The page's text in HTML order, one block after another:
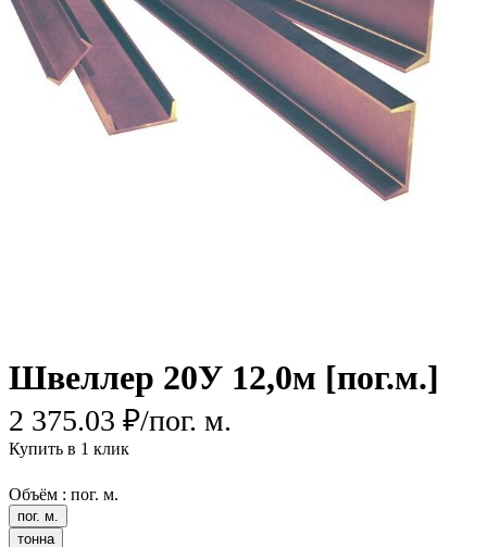
Швеллер 20У 12,0м [пог.м.]
2 375.03 ₽/пог. м.
Купить в 1 клик
Объём : пог. м.
пог. м.
тонна